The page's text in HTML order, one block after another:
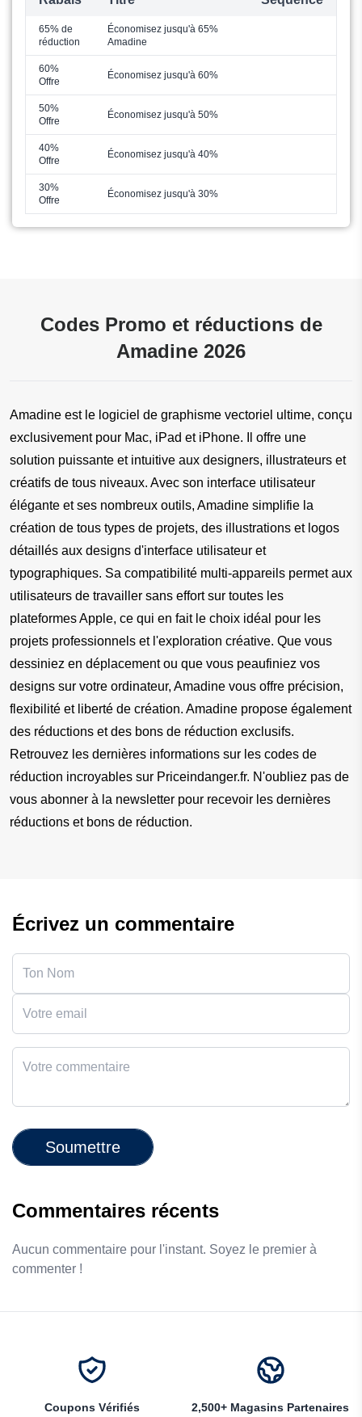
65% de
réduction
Économisez jusqu'à 65%
Amadine
60%
Offre
Économisez jusqu'à 60%
50%
Offre
Économisez jusqu'à 50%
40%
Offre
Économisez jusqu'à 40%
30%
Offre
Économisez jusqu'à 30%
Codes Promo et réductions de
Amadine 2026
Amadine est le logiciel de graphisme vectoriel ultime, conçu
exclusivement pour Mac, iPad et iPhone. Il offre une
solution puissante et intuitive aux designers, illustrateurs et
créatifs de tous niveaux. Avec son interface utilisateur
élégante et ses nombreux outils, Amadine simplifie la
création de tous types de projets, des illustrations et logos
détaillés aux designs d'interface utilisateur et
typographiques. Sa compatibilité multi-appareils permet aux
utilisateurs de travailler sans effort sur toutes les
plateformes Apple, ce qui en fait le choix idéal pour les
projets professionnels et l'exploration créative. Que vous
dessiniez en déplacement ou que vous peaufiniez vos
designs sur votre ordinateur, Amadine vous offre précision,
flexibilité et liberté de création. Amadine propose également
des réductions et des bons de réduction exclusifs.
Retrouvez les dernières informations sur les codes de
réduction incroyables sur Priceindanger.fr. N'oubliez pas de
vous abonner à la newsletter pour recevoir les dernières
réductions et bons de réduction.
Écrivez un commentaire
Soumettre
Commentaires récents
Aucun commentaire pour l'instant. Soyez le premier à
commenter !
Coupons Vérifiés 2,500+ Magasins Partenaires